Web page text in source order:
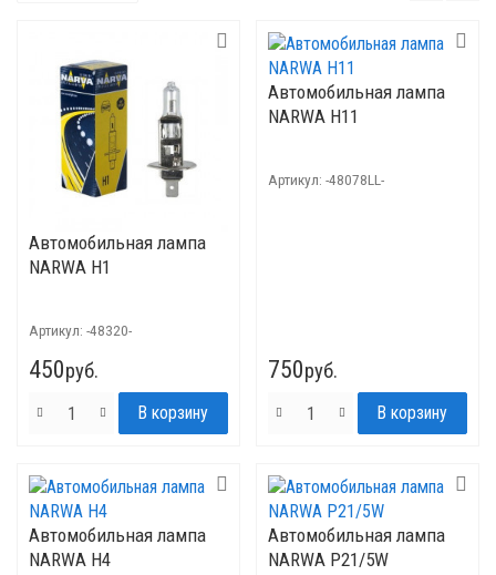
Автомобильная лампа
NARWA H1
Артикул: -48320-
450руб.
Автомобильная лампа
NARWA H11
Артикул: -48078LL-
750руб.
Автомобильная лампа
NARWA H4
Автомобильная лампа
NARWA P21/5W